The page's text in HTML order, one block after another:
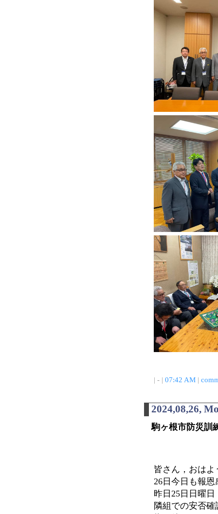
| - | 07:42 AM|
2024,08,26,
駒ヶ根市防災訓
皆さん，おは
26日今日も報
昨日25日日曜
隣組での安否